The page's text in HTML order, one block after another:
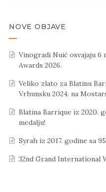
NOVE OBJAVE
Vinogradi Nuić osvajaju 6
Awards 2026.
Veliko zlato za Blatinu
Vrhunsku 2024. na
Blatina Barrique iz 2020.
medalju!
Syrah iz 2017. godine sa
32nd Grand International